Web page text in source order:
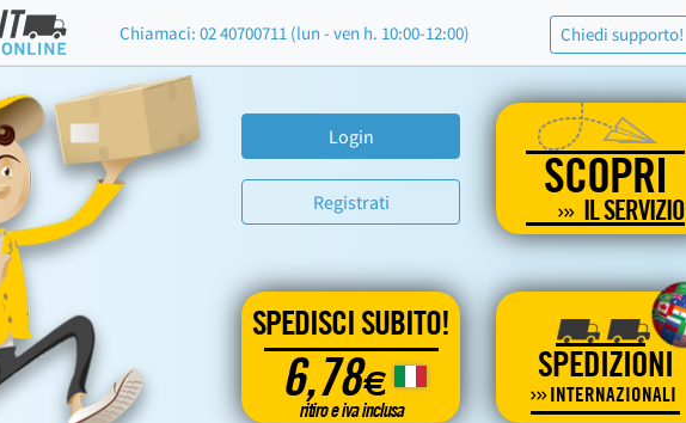
Chiamaci: 02 40700711 (lun - ven h. 10:00-12:00) Chiedi supporto!
Login
Registrati SCOPRI
IL SERVIZIO
SPEDISCI SUBITO!
6,78€
ritiro e iva inclusa
SPEDIZIONI
INTERNAZIONALI